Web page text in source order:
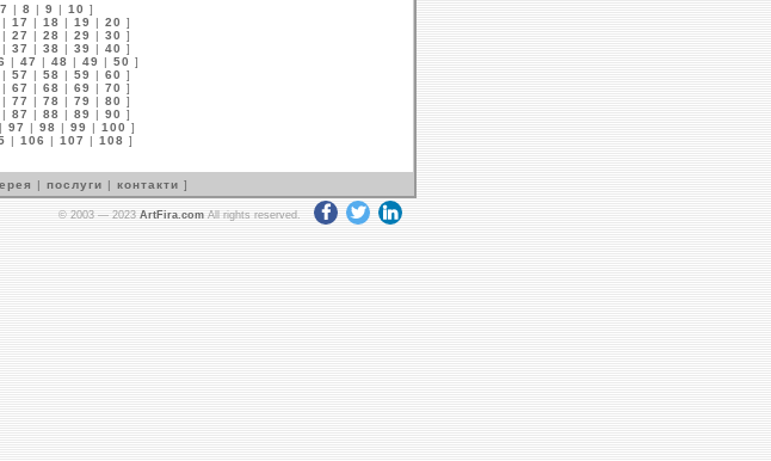
7 | 8 | 9 | 10 ]
| 17 | 18 | 19 | 20 ]
| 27 | 28 | 29 | 30 ]
| 37 | 38 | 39 | 40 ]
| 47 | 48 | 49 | 50 ]
| 57 | 58 | 59 | 60 ]
| 67 | 68 | 69 | 70 ]
| 77 | 78 | 79 | 80 ]
| 87 | 88 | 89 | 90 ]
| 97 | 98 | 99 | 100 ]
| 106 | 107 | 108 ]
| послуги | контакти ]
© 2003 — 2023 ArtFira.com All rights reserved.